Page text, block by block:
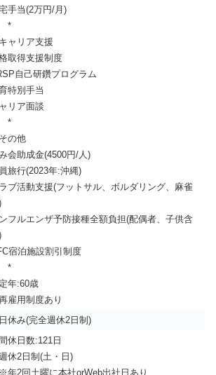
手当(2万円/月)
ャリア支援
取得支援制度
自己研鑽プログラム
特別手当
リア面談
の他
会助成金(4500円/人)
旅行(2023年:沖縄)
ブ活動支援(フットサル、ボルダリング、麻雀
フルエンザ予防接種全額負担(配偶者、子供含
宿泊施設割引制度
年:60歳
雇用制度あり
休み(完全週休2日制)
休日数:121日
週休2日制(土・日)
2回土曜に本社orWeb出社日あり